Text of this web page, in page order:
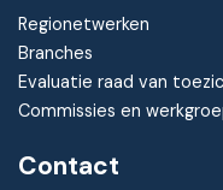
Regionetwerken
Branches
Evaluatie raad van
Commissies en
Contact